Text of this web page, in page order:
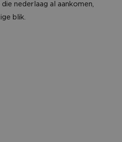
nederlaag al aankomen,
blik.